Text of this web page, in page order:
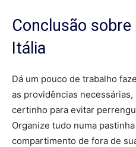
Conclusão
Itália
Dá um pouco de trabalho
as providências
certinho para evitar
Organize tudo numa
compartimento de fora de